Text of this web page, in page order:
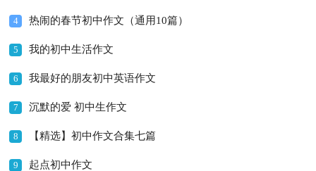
4 热闹的春节初中作文（通用10篇）
5 我的初中生活作文
6 我最好的朋友初中英语作文
7 沉默的爱 初中生作文
8 【精选】初中作文合集七篇
9 起点初中作文